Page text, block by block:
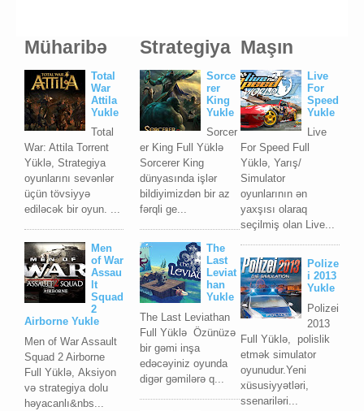
Müharibə
Total
War
Attila
Yukle
Total
War: Attila Torrent
Yüklə, Strategiya
oyunlarını sevənlər
üçün tövsiyyə
ediləcək bir oyun. ...
Men
of War
Assau
lt
Squad
2
Airborne Yukle
Men of War Assault
Squad 2 Airborne
Full Yüklə, Aksiyon
və strategiya dolu
həyacanlı&nbs...
Maşın
Live
For
Speed
Yukle
Live
For Speed Full
Yüklə, Yarış/
Simulator
oyunlarının ən
yaxşısı olaraq
seçilmiş olan Live...
Polize
i 2013
Yukle
Polizei
2013
Full Yüklə, polislik
etmək simulator
oyunudur.Yeni
xüsusiyyətləri,
ssenariləri...
Strategiya
Sorce
rer
King
Yukle
Sorcer
er King Full Yüklə
Sorcerer King
dünyasında işlər
bildiyimizdən bir az
fərqli ge...
The
Last
Leviat
han
Yukle
The Last Leviathan
Full Yüklə Özünüzə
bir gəmi inşa
edəcəyiniz oyunda
digər gəmilərə q...